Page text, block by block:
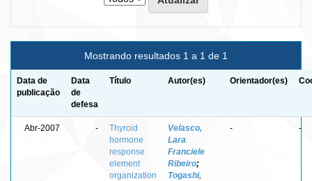
Mostrando resultados 1 a 1 de 1
Data de
publicação
Data
de
defesa
Título Autor(es) Orientador(es)
Abr-2007 -
Thyroid
hormone
response
element
organization
Velasco,
Lara
Franciele
Ribeiro;
Togashi,
- -